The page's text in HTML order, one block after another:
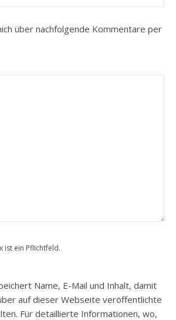
über nachfolgende Kommentare per
ist ein Pflichtfeld.
Name, E-Mail und Inhalt, damit
auf dieser Webseite veröffentlichte
Für detaillierte Informationen, wo,